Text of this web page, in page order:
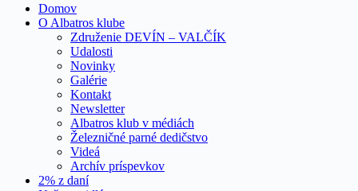
Domov
O Albatros klube
Združenie DEVÍN – VALČÍK
Udalosti
Novinky
Galérie
Kontakt
Newsletter
Albatros klub v médiách
Železničné parné dedičstvo
Videá
Archív príspevkov
2% z daní